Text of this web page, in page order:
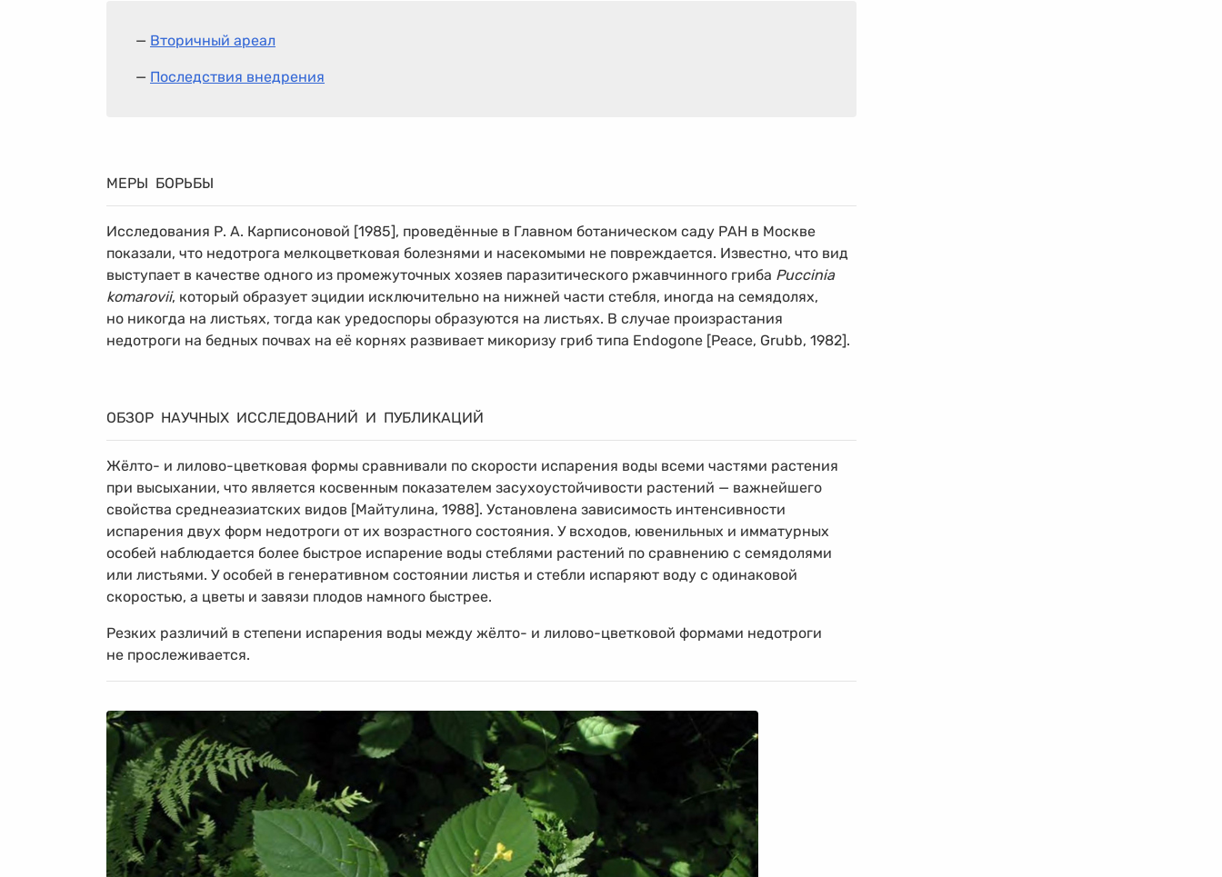
— Вторичный ареал
— Последствия внедрения
МЕРЫ БОРЬБЫ
Исследования Р. А. Карписоновой [1985], проведённые в Главном ботаническом саду РАН в Москве
показали, что недотрога мелкоцветковая болезнями и насекомыми не повреждается. Известно, что вид
выступает в качестве одного из промежуточных хозяев паразитического ржавчинного гриба Puccinia
komarovii, который образует эцидии исключительно на нижней части стебля, иногда на семядолях,
но никогда на листьях, тогда как уредоспоры образуются на листьях. В случае произрастания
недотроги на бедных почвах на её корнях развивает микоризу гриб типа Endogone [Peace, Grubb, 1982].
ОБЗОР НАУЧНЫХ ИССЛЕДОВАНИЙ И ПУБЛИКАЦИЙ
Жёлто- и лилово-цветковая формы сравнивали по скорости испарения воды всеми частями растения
при высыхании, что является косвенным показателем засухоустойчивости растений — важнейшего
свойства среднеазиатских видов [Майтулина, 1988]. Установлена зависимость интенсивности
испарения двух форм недотроги от их возрастного состояния. У всходов, ювенильных и имматурных
особей наблюдается более быстрое испарение воды стеблями растений по сравнению с семядолями
или листьями. У особей в генеративном состоянии листья и стебли испаряют воду с одинаковой
скоростью, а цветы и завязи плодов намного быстрее.
Резких различий в степени испарения воды между жёлто- и лилово-цветковой формами недотроги
не прослеживается.